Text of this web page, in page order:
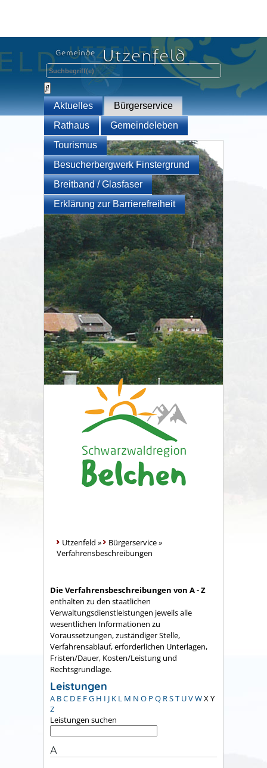
Aktuelles
Bürgerservice
Rathaus
Gemeindeleben
Tourismus
Besucherbergwerk Finstergrund
Breitband / Glasfaser
Erklärung zur Barrierefreiheit
Utzenfeld » Bürgerservice»
Verfahrensbeschreibungen
Die Verfahrensbeschreibungen von A - Z
enthalten zu den staatlichen
Verwaltungsdienstleistungen jeweils alle
wesentlichen Informationen zu
Voraussetzungen, zuständiger Stelle,
Verfahrensablauf, erforderlichen Unterlagen,
Fristen/Dauer, Kosten/Leistung und
Rechtsgrundlage.
Leistungen
A BC D E FG H I J K L M N O P Q RST UVWXY
Z
Leistungen suchen
A